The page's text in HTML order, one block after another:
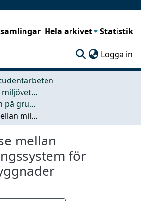
Hela arkivet Statistik
Logga in
Rymd-, geo- och miljövetenskap (SEE)
Examensarbeten på grundnivå
En jämförelse mellan miljöklassningssystem för befintliga byggnader
mellan
för